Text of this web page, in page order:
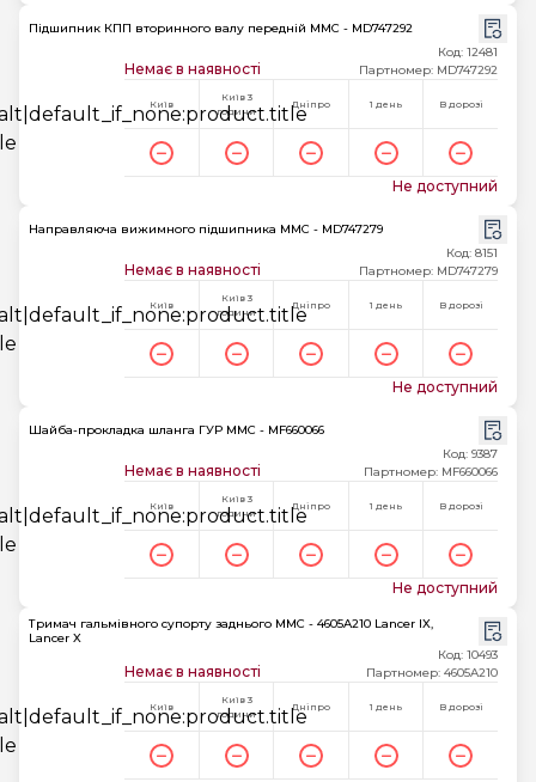
Підшипник КПП вторинного валу передній MMC - MD747292
Немає в наявності
Код: 12481
Партномер: MD747292
Київ
Київ 3
години
Дніпро 1 день В дорозі
Не доступний
Направляюча вижимного підшипника MMC - MD747279
Немає в наявності
Код: 8151
Партномер: MD747279
Київ
Київ 3
години
Дніпро 1 день В дорозі
Не доступний
Шайба-прокладка шланга ГУР MMC - MF660066
Немає в наявності
Код: 9387
Партномер: MF660066
Київ
Київ 3
години
Дніпро 1 день В дорозі
Не доступний
Тримач гальмівного супорту заднього MMC - 4605A210 Lancer IX,
Lancer X
Немає в наявності
Код: 10493
Партномер: 4605A210
Київ
Київ 3
години
Дніпро 1 день В дорозі